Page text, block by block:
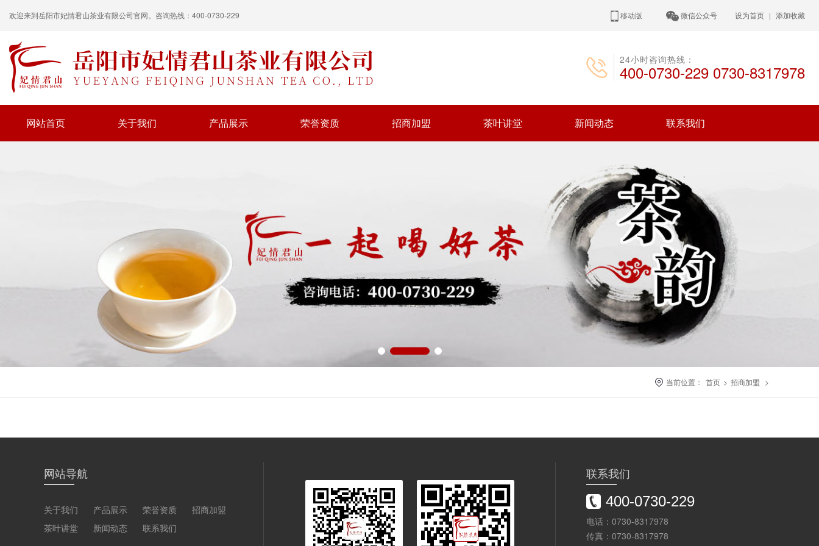
欢迎来到岳阳市妃情君山茶业有限公司官网。咨询热线：400-0730-229 移动版 微信公众号 设为首页 | 添加收藏
24小时咨询热线：
400-0730-229 0730-8317978
网站首页 关于我们 产品展示 荣誉资质 招商加盟 茶叶讲堂 新闻动态 联系我们
当前位置： 首页 > 招商加盟 >
网站导航
关于我们 产品展示 荣誉资质
招商加盟
茶叶讲堂
新闻动态 联系我们
联系我们
400-0730-229
电话：0730-8317978
传真：0730-8317978